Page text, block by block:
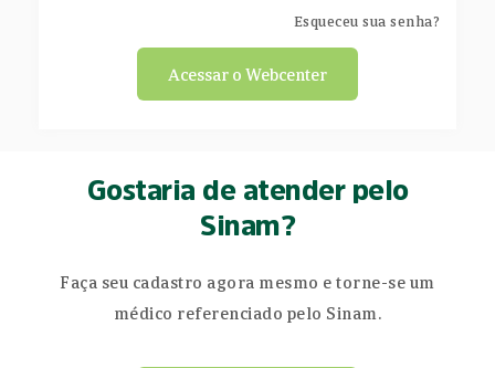
Esqueceu sua senha?
Acessar o Webcenter
Gostaria de atender pelo
Sinam?
Faça seu cadastro agora mesmo e torne-se um
médico referenciado pelo Sinam.